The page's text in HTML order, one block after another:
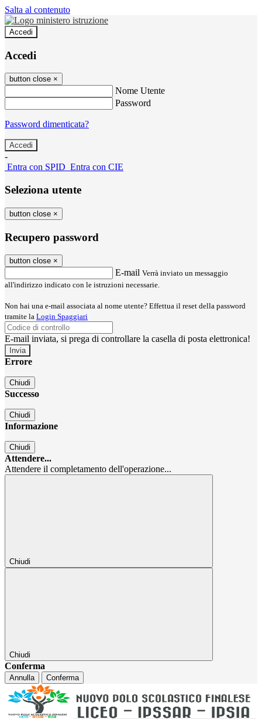
Salta al contenuto
Accedi
Accedi
button close ×
Nome Utente
Password
Password dimenticata?
-
Entra con SPID Entra con CIE
Seleziona utente
button close ×
Recupero password
button close ×
E-mail Verrà inviato un messaggio
all'indirizzo indicato con le istruzioni necessarie.
Non hai una e-mail associata al nome utente? Effettua il reset della password
tramite la Login Spaggiari
E-mail inviata, si prega di controllare la casella di posta elettronica!
Errore
Chiudi
Successo
Chiudi
Informazione
Chiudi
Attendere...
Attendere il completamento dell'operazione...
Chiudi
Chiudi
Conferma
Annulla Conferma